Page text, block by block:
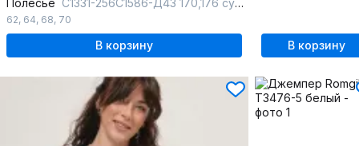
Полесье С1331-256С1586-Д43 170,176 суровый+лавандовый
62, 64, 68, 70
В корзину В корзину